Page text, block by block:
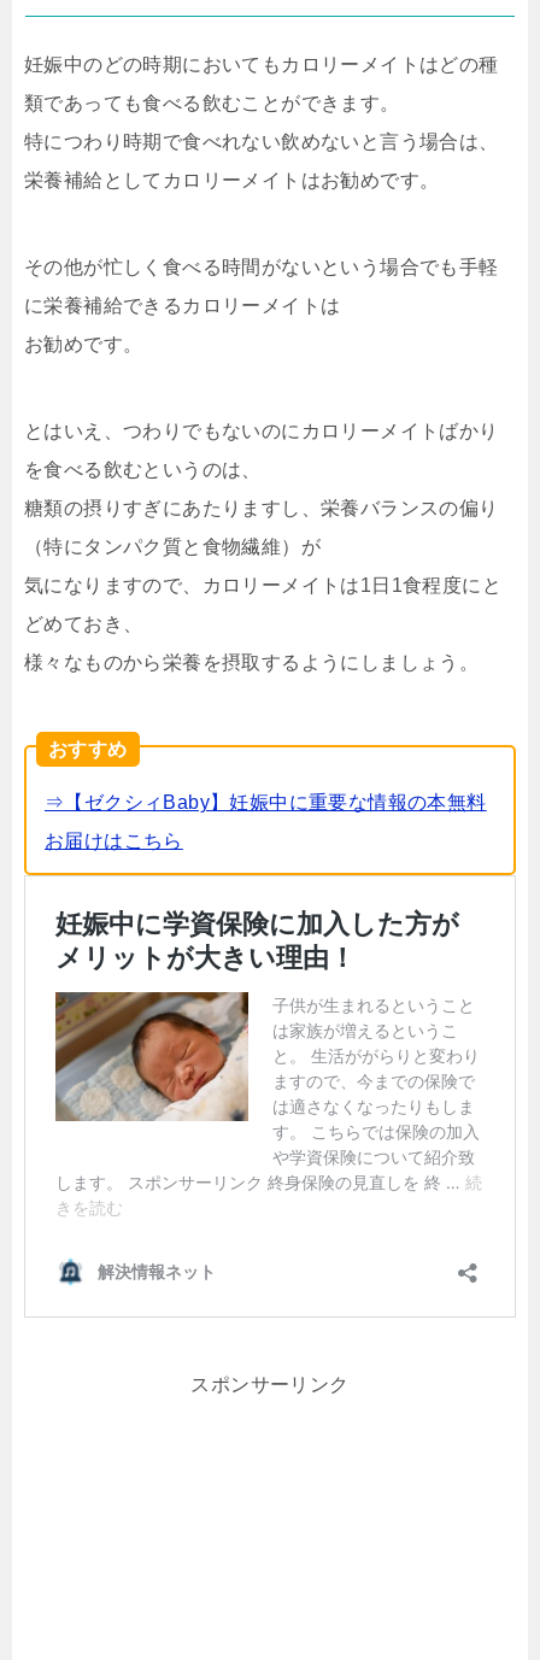
妊娠中のどの時期においてもカロリーメイトはどの種
類であっても食べる飲むことができます。
特につわり時期で食べれない飲めないと言う場合は、
栄養補給としてカロリーメイトはお勧めです。
その他が忙しく食べる時間がないという場合でも手軽
に栄養補給できるカロリーメイトは
お勧めです。
とはいえ、つわりでもないのにカロリーメイトばかり
を食べる飲むというのは、
糖類の摂りすぎにあたりますし、栄養バランスの偏り
（特にタンパク質と食物繊維）が
気になりますので、カロリーメイトは1日1食程度にと
どめておき、
様々なものから栄養を摂取するようにしましょう。
おすすめ
⇒【ゼクシィBaby】妊娠中に重要な情報の本無料
お届けはこちら
スポンサーリンク